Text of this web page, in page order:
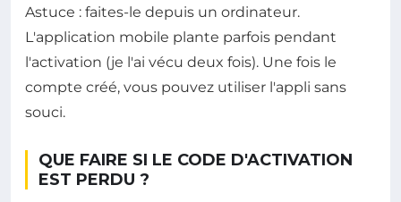
Astuce : faites-le depuis un ordinateur.
L'application mobile plante parfois pendant
l'activation (je l'ai vécu deux fois). Une fois le
compte créé, vous pouvez utiliser l'appli sans
souci.
QUE FAIRE SI LE CODE D'ACTIVATION
EST PERDU ?